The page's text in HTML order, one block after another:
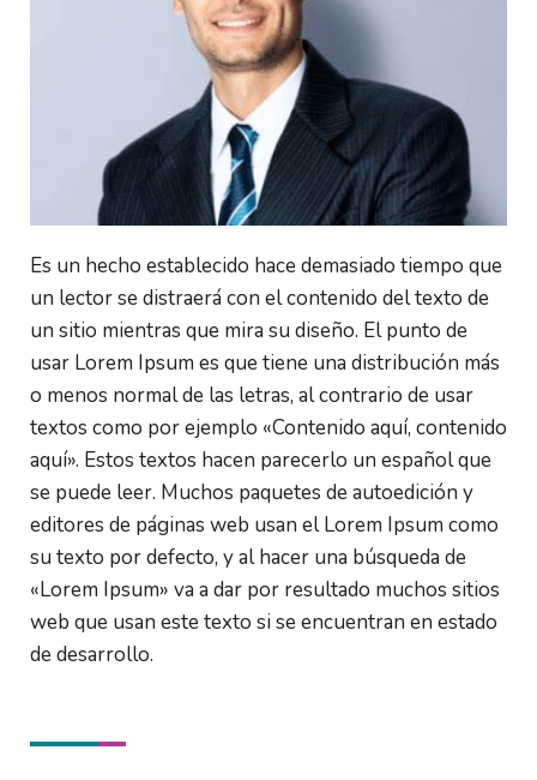
Es un hecho establecido hace demasiado tiempo que
un lector se distraerá con el contenido del texto de
un sitio mientras que mira su diseño. El punto de
usar Lorem Ipsum es que tiene una distribución más
o menos normal de las letras, al contrario de usar
textos como por ejemplo «Contenido aquí, contenido
aquí». Estos textos hacen parecerlo un español que
se puede leer. Muchos paquetes de autoedición y
editores de páginas web usan el Lorem Ipsum como
su texto por defecto, y al hacer una búsqueda de
«Lorem Ipsum» va a dar por resultado muchos sitios
web que usan este texto si se encuentran en estado
de desarrollo.